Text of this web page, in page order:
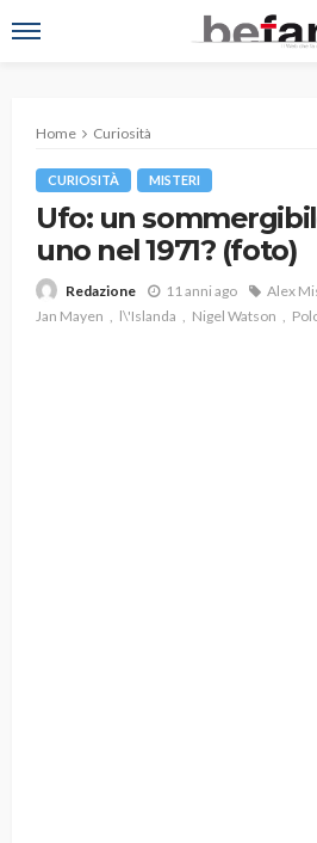
Home Curiosità
CURIOSITÀ MISTERI
Ufo: un
uno nel 1971? (foto)
Redazione 11 anni ago Alex
Jan Mayen
l\'Islanda Nigel Watson